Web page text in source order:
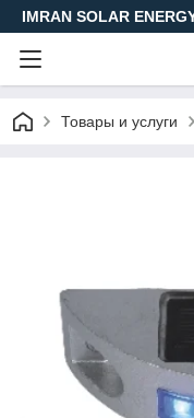
IMRAN SOLAR
Товары и услуги